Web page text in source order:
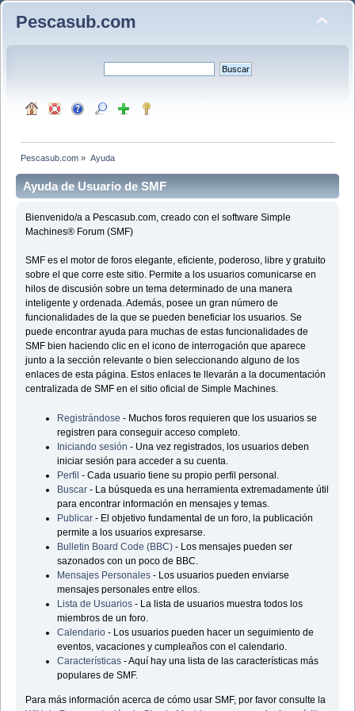
Pescasub.com
Pescasub.com » Ayuda
Ayuda de Usuario de SMF
Bienvenido/a a Pescasub.com, creado con el software Simple
Machines® Forum (SMF)
SMF es el motor de foros elegante, eficiente, poderoso, libre y gratuito
sobre el que corre este sitio. Permite a los usuarios comunicarse en
hilos de discusión sobre un tema determinado de una manera
inteligente y ordenada. Además, posee un gran número de
funcionalidades de la que se pueden beneficiar los usuarios. Se
puede encontrar ayuda para muchas de estas funcionalidades de
SMF bien haciendo clic en el icono de interrogación que aparece
junto a la sección relevante o bien seleccionando alguno de los
enlaces de esta página. Estos enlaces te llevarán a la documentación
centralizada de SMF en el sitio oficial de Simple Machines.
Registrándose - Muchos foros requieren que los usuarios se
registren para conseguir acceso completo.
Iniciando sesión - Una vez registrados, los usuarios deben
iniciar sesión para acceder a su cuenta.
Perfil - Cada usuario tiene su propio perfil personal.
Buscar - La búsqueda es una herramienta extremadamente útil
para encontrar información en mensajes y temas.
Publicar - El objetivo fundamental de un foro, la publicación
permite a los usuarios expresarse.
Bulletin Board Code (BBC)- Los mensajes pueden ser
sazonados con un poco de BBC.
Mensajes Personales - Los usuarios pueden enviarse
mensajes personales entre ellos.
Lista de Usuarios - La lista de usuarios muestra todos los
miembros de un foro.
Calendario - Los usuarios pueden hacer un seguimiento de
eventos, vacaciones y cumpleaños con el calendario.
Características - Aquí hay una lista de las características más
populares de SMF.
Para más información acerca de cómo usar SMF, por favor consulte la